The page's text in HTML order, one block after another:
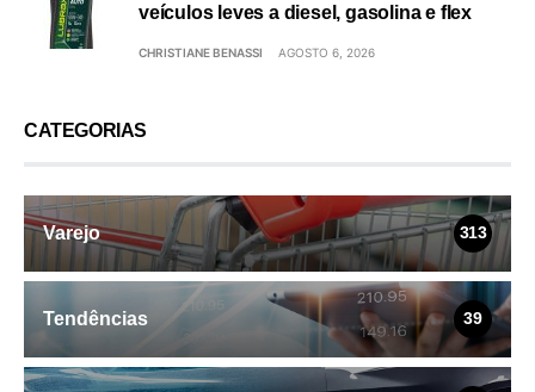
veículos leves a diesel, gasolina e flex
CHRISTIANE BENASSI AGOSTO 6, 2026
CATEGORIAS
Varejo 313
Tendências 39